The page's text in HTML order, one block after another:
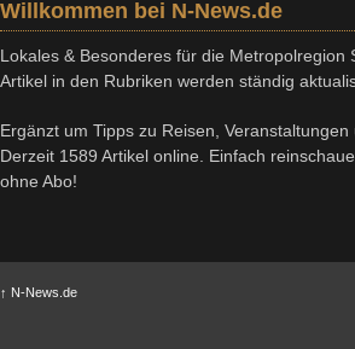
Willkommen bei N-News.de
Lokales & Besonderes für die Metropolregion
Artikel in den Rubriken werden ständig
Ergänzt um Tipps zu Reisen, Veranstaltungen
Derzeit 1589 Artikel online. Einfach
ohne Abo!
↑ N-News.de